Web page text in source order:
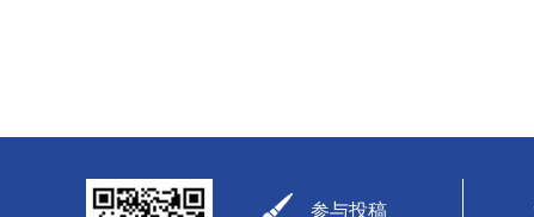
参与投稿